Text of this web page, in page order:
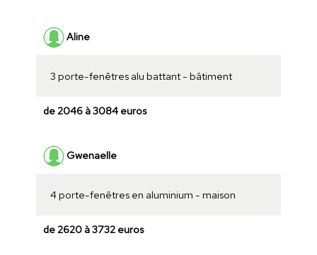
Aline
3 porte-fenêtres alu battant - bâtiment
de 2046 à 3084 euros
Gwenaelle
4 porte-fenêtres en aluminium - maison
de 2620 à 3732 euros